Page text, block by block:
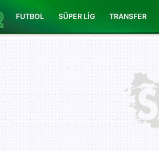
FUTBOL SÜPER LİG TRANSFER